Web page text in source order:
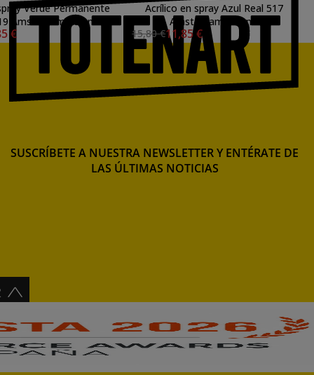
Verde Permanente
619 Amsterdam 400 ml.
€
Acrílico en spray Azul Real 517
Amsterdam 400 ml.
15,80 €11,85 €
SUSCRÍBETE A NUESTRA NEWSLETTER Y ENTÉRATE DE
LAS ÚLTIMAS NOTICIAS